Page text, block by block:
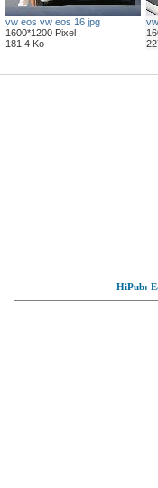
vw eos vw eos 16 jpg
1600*1200 Pixel
181.4 Ko
HiPub: